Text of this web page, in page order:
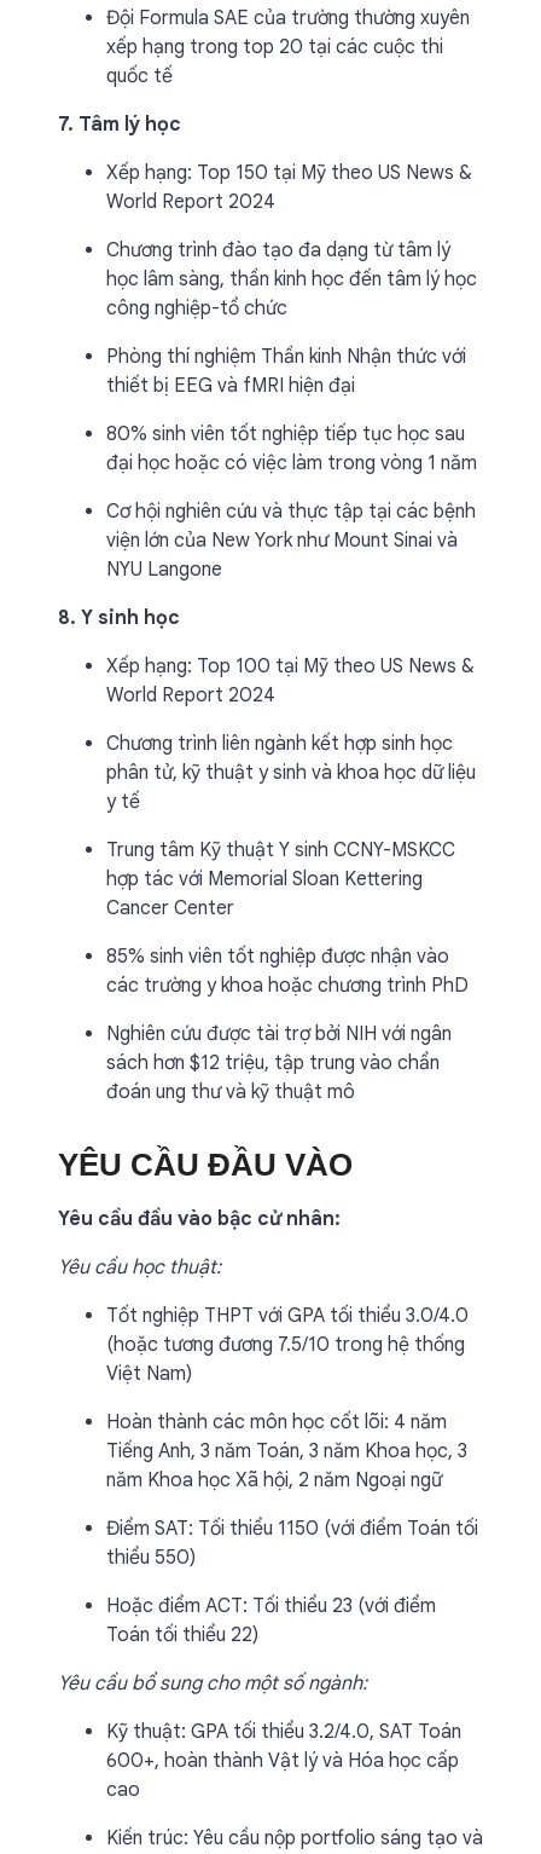
Đội Formula SAE của trường thường xuyên
xếp hạng trong top 20 tại các cuộc thi
quốc tế
7. Tâm lý học
Xếp hạng: Top 150 tại Mỹ theo US News &
World Report 2024
Chương trình đào tạo đa dạng từ tâm lý
học lâm sàng, thần kinh học đến tâm lý học
công nghiệp-tổ chức
Phòng thí nghiệm Thần kinh Nhận thức với
thiết bị EEG và fMRI hiện đại
80% sinh viên tốt nghiệp tiếp tục học sau
đại học hoặc có việc làm trong vòng 1 năm
Cơ hội nghiên cứu và thực tập tại các bệnh
viện lớn của New York như Mount Sinai và
NYU Langone
8. Y sinh học
Xếp hạng: Top 100 tại Mỹ theo US News &
World Report 2024
Chương trình liên ngành kết hợp sinh học
phân tử, kỹ thuật y sinh và khoa học dữ liệu
y tế
Trung tâm Kỹ thuật Y sinh CCNY-MSKCC
hợp tác với Memorial Sloan Kettering
Cancer Center
85% sinh viên tốt nghiệp được nhận vào
các trường y khoa hoặc chương trình PhD
Nghiên cứu được tài trợ bởi NIH với ngân
sách hơn $12 triệu, tập trung vào chẩn
đoán ung thư và kỹ thuật mô
YÊU CẦU ĐẦU VÀO
Yêu cầu đầu vào bậc cử nhân:
Yêu cầu học thuật:
Tốt nghiệp THPT với GPA tối thiểu 3.0/4.0
(hoặc tương đương 7.5/10 trong hệ thống
Việt Nam)
Hoàn thành các môn học cốt lõi: 4 năm
Tiếng Anh, 3 năm Toán, 3 năm Khoa học, 3
năm Khoa học Xã hội, 2 năm Ngoại ngữ
Điểm SAT: Tối thiểu 1150 (với điểm Toán tối
thiểu 550)
Hoặc điểm ACT: Tối thiểu 23 (với điểm
Toán tối thiểu 22)
Yêu cầu bổ sung cho một số ngành:
Kỹ thuật: GPA tối thiểu 3.2/4.0, SAT Toán
600+, hoàn thành Vật lý và Hóa học cấp
cao
Kiến trúc: Yêu cầu nộp portfolio sáng tạo và